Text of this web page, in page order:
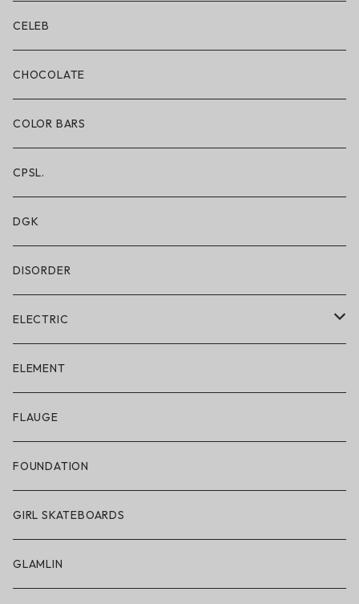
ボクサーブリーフ/ショート丈
ボクサーブリーフ/ロング丈
ショートパンツ/2 IN 1
レギンス/フルレングス10分丈
水着/スイムウェア
CELEB
CHOCOLATE
COLOR BARS
CPSL.
DGK
DISORDER
ELECTRIC
ELECTRIC × ON THE ROAM
アパレル
帽子
サングラス
スノーゴーグル
ELEMENT
FLAUGE
FOUNDATION
GIRL SKATEBOARDS
GLAMLIN